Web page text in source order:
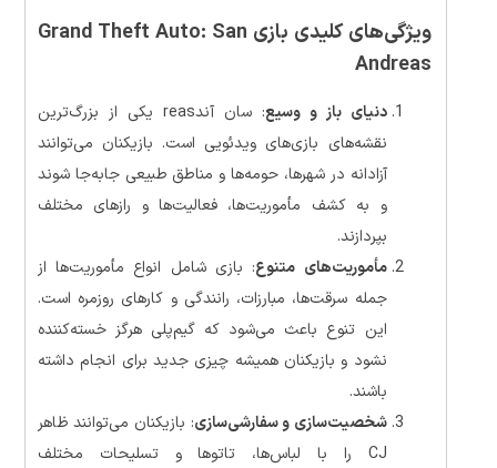
ویژگی‌های کلیدی بازی Grand Theft Auto: San
Andreas
دنیای باز و وسیع
: سان آندreas یکی از بزرگ‌ترین
نقشه‌های بازی‌های ویدئویی است. بازیکنان می‌توانند
آزادانه در شهرها، حومه‌ها و مناطق طبیعی جابه‌جا شوند
و به کشف مأموریت‌ها، فعالیت‌ها و رازهای مختلف
بپردازند.
مأموریت‌های متنوع: بازی شامل انواع مأموریت‌ها از
جمله سرقت‌ها، مبارزات، رانندگی و کارهای روزمره است.
این تنوع باعث می‌شود که گیم‌پلی هرگز خسته‌کننده
نشود و بازیکنان همیشه چیزی جدید برای انجام داشته
باشند.
شخصیت‌سازی و سفارشی‌سازی: بازیکنان می‌توانند ظاهر
CJ را با لباس‌ها، تاتوها و تسلیحات مختلف